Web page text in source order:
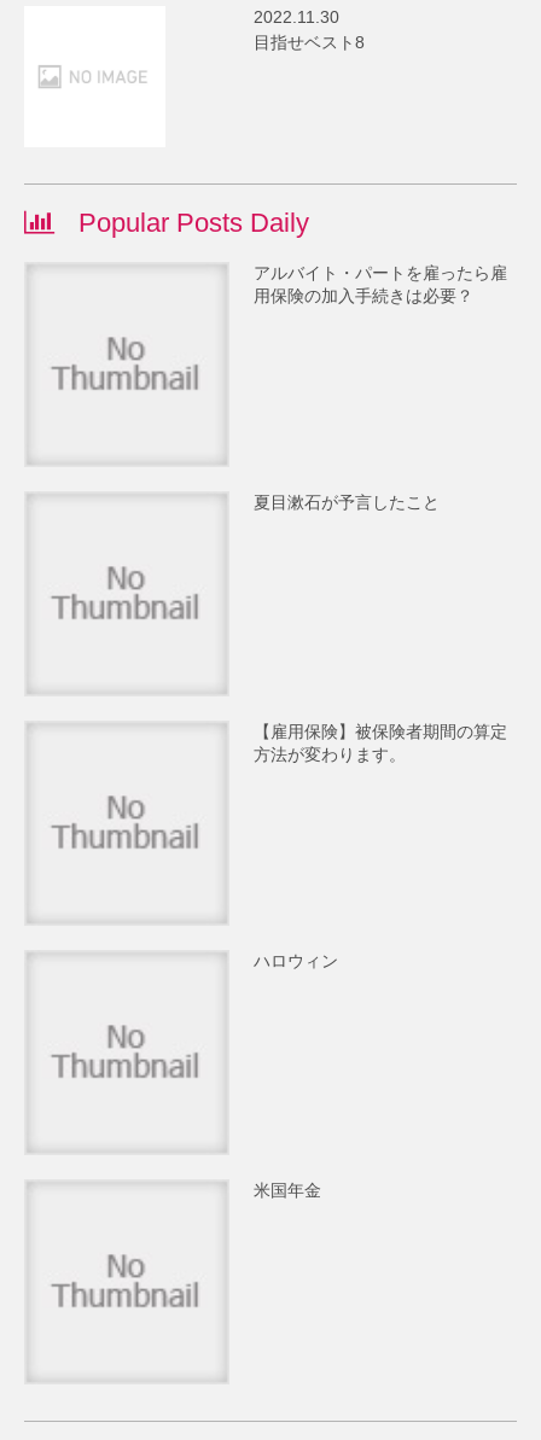
2022.11.30
目指せベスト8
Popular Posts Daily
アルバイト・パートを雇ったら雇
用保険の加入手続きは必要？
夏目漱石が予言したこと
【雇用保険】被保険者期間の算定
方法が変わります。
ハロウィン
米国年金